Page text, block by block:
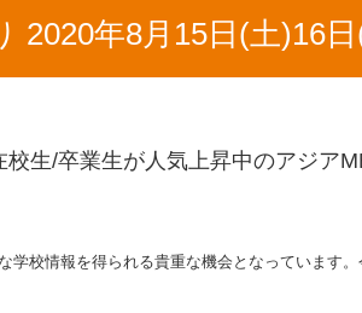
2020年8月15日(土)16
生/卒業生が人気上昇中のアジア
校情報を得られる貴重な機会となっています